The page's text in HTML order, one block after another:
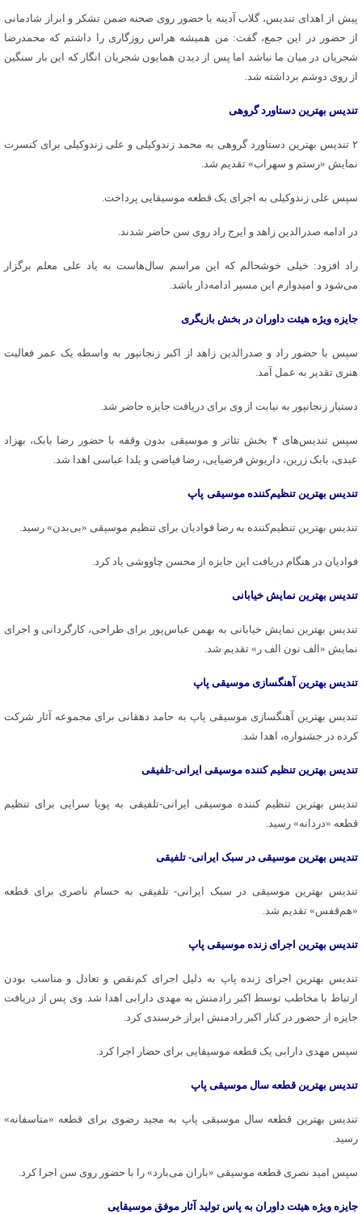
پیش از اهدای تندیس، گلاب آدینه با حضور روی صحنه ضمن تشکر و ابراز شادمانی
از حضور در این جمع، گفت: من همیشه هراس روزگاری را داشتم که محمدرضا
شجریان در میان ما نباشد اما پس از دیدن همایون شجریان انگار که این بار سنگین
از روی دوشم برداشته شد.
تندیس بهترین دستاورد گروهی
۲ تندیس بهترین دستاورد گروهی به محمد زندوکیلی و علی زندوکیلی برای کنسرت
نمایش «رستم و سهراب» تقدیم شد.
سپس علی زندوکیلی به اجرای یک قطعه موسیقایی پرداخت.
در ادامه صدرالدین زاهد و ایرج راد روی سن حاضر شدند.
راد افزود: خیلی خوشحالم که این مراسم سال‌هاست به یاد علی معلم برگزار
می‌شود و امیدوارم این مسیر ادامه‌دار باشد.
جایزه ویژه هیئت داوران در بخش بازیگری
سپس با حضور راد و صدرالدین زاهد از اکبر زنجانپور به واسطه یک عمر فعالیت
هنری تقدیر به عمل آمد.
دستیار زنجانپور به نیابت از وی برای دریافت جایزه حاضر شد.
سپس تندیس‌های ۴ بخش تئاتر و موسیقی‌ بدون وقفه با حضور رضا بابک، بهزاد
عبدی، بابک زرین، داریوش فرضیایی، رضا فیاضی و یلدا عباسی اهدا شد.
تندیس بهترین تنظیم‌کننده موسیقی پاپ
تندیس بهترین تنظیم‌کننده به رضا فوادیان برای تنظیم موسیقی «بی‌بدن» رسید.
فوادیان در هنگام دریافت این جایزه از محسن چاووشی یاد کرد.
تندیس بهترین نمایش خیابانی
تندیس بهترین نمایش خیابانی به بهمن عباس‌پور برای طراحی، کارگردانی و اجرای
نمایش «الف نون الف ر» تقدیم شد.
تندیس بهترین آهنگسازی موسیقی پاپ
تندیس بهترین آهنگسازی موسیقی پاپ به حامد دهقانی برای مجموعه آثار شرکت
کرده در جشنواره، اهدا شد.
تندیس بهترین تنظیم کننده موسیقی ایرانی-تلفیقی
تندیس بهترین تنظیم کننده موسیقی ایرانی-تلفیقی به پویا سرایی برای تنظیم
قطعه «دردانه» رسید.
تندیس بهترین موسیقی در سبک ایرانی- تلفیقی
تندیس بهترین موسیقی در سبک ایرانی- تلفیقی به حسام ناصری برای قطعه
«هم‌قفس» تقدیم شد.
تندیس بهترین اجرای زنده موسیقی پاپ
تندیس بهترین اجرای زنده پاپ به دلیل اجرای کم‌نقص و تعادل و مناسب بودن
ارتباط با مخاطب توسط اکبر رادمنش به مهدی دارابی اهدا شد. وی پس از دریافت
جایزه از حضور در کنار اکبر رادمنش ابراز خرسندی کرد.
سپس مهدی دارابی یک قطعه موسیقایی برای حضار اجرا کرد.
تندیس بهترین قطعه سال موسیقی پاپ
تندیس بهترین قطعه سال موسیقی پاپ به مجید رضوی برای قطعه «متاسفانه»
رسید.
سپس امید نصری قطعه موسیقی «باران می‌بارد» را با حضور روی سن اجرا کرد.
جایزه ویژه هیئت داوران به پاس تولید آثار موفق موسیقایی